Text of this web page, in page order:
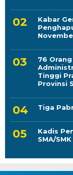
Kabar
76
Tinggi
Provinsi
Tiga
Kadis
SMA/